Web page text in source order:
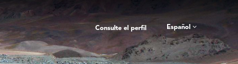
Español
Consulte el perfil